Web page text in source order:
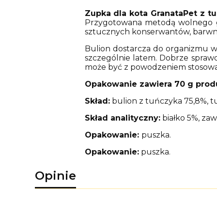
Zupka dla kota GranataPet z
Przygotowana metodą wolnego
sztucznych konserwantów,
Bulion dostarcza do organizmu
szczególnie latem. Dobrze
może być z powodzeniem
Opakowanie zawiera 70 g
Skład:bulion z tuńczyka 75,8%,
Skład analityczny:białko 5%,
Opakowanie: puszka.
Opakowanie:puszka.
Opinie